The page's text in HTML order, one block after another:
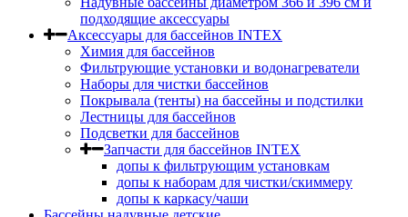
подходящие аксессуары
Аксессуары для бассейнов INTEX
Химия для бассейнов
Фильтрующие установки и водонагреватели
Наборы для чистки бассейнов
Покрывала (тенты) на бассейны и подстилки
Лестницы для бассейнов
Подсветки для бассейнов
Запчасти для бассейнов INTEX
допы к фильтрующим установкам
допы к наборам для чистки/скиммеру
допы к каркасу/чаши